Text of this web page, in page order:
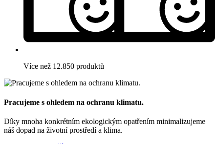
Více než 12.850 produktů
Pracujeme s ohledem na ochranu klimatu.
Díky mnoha konkrétním ekologickým opatřením minimalizujeme
náš dopad na životní prostředí a klima.